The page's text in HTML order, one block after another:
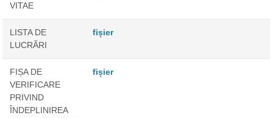
VITAE
LISTA DE
LUCRĂRI
fișier
FIȘA DE
VERIFICARE
PRIVIND
ÎNDEPLINIREA
fișier